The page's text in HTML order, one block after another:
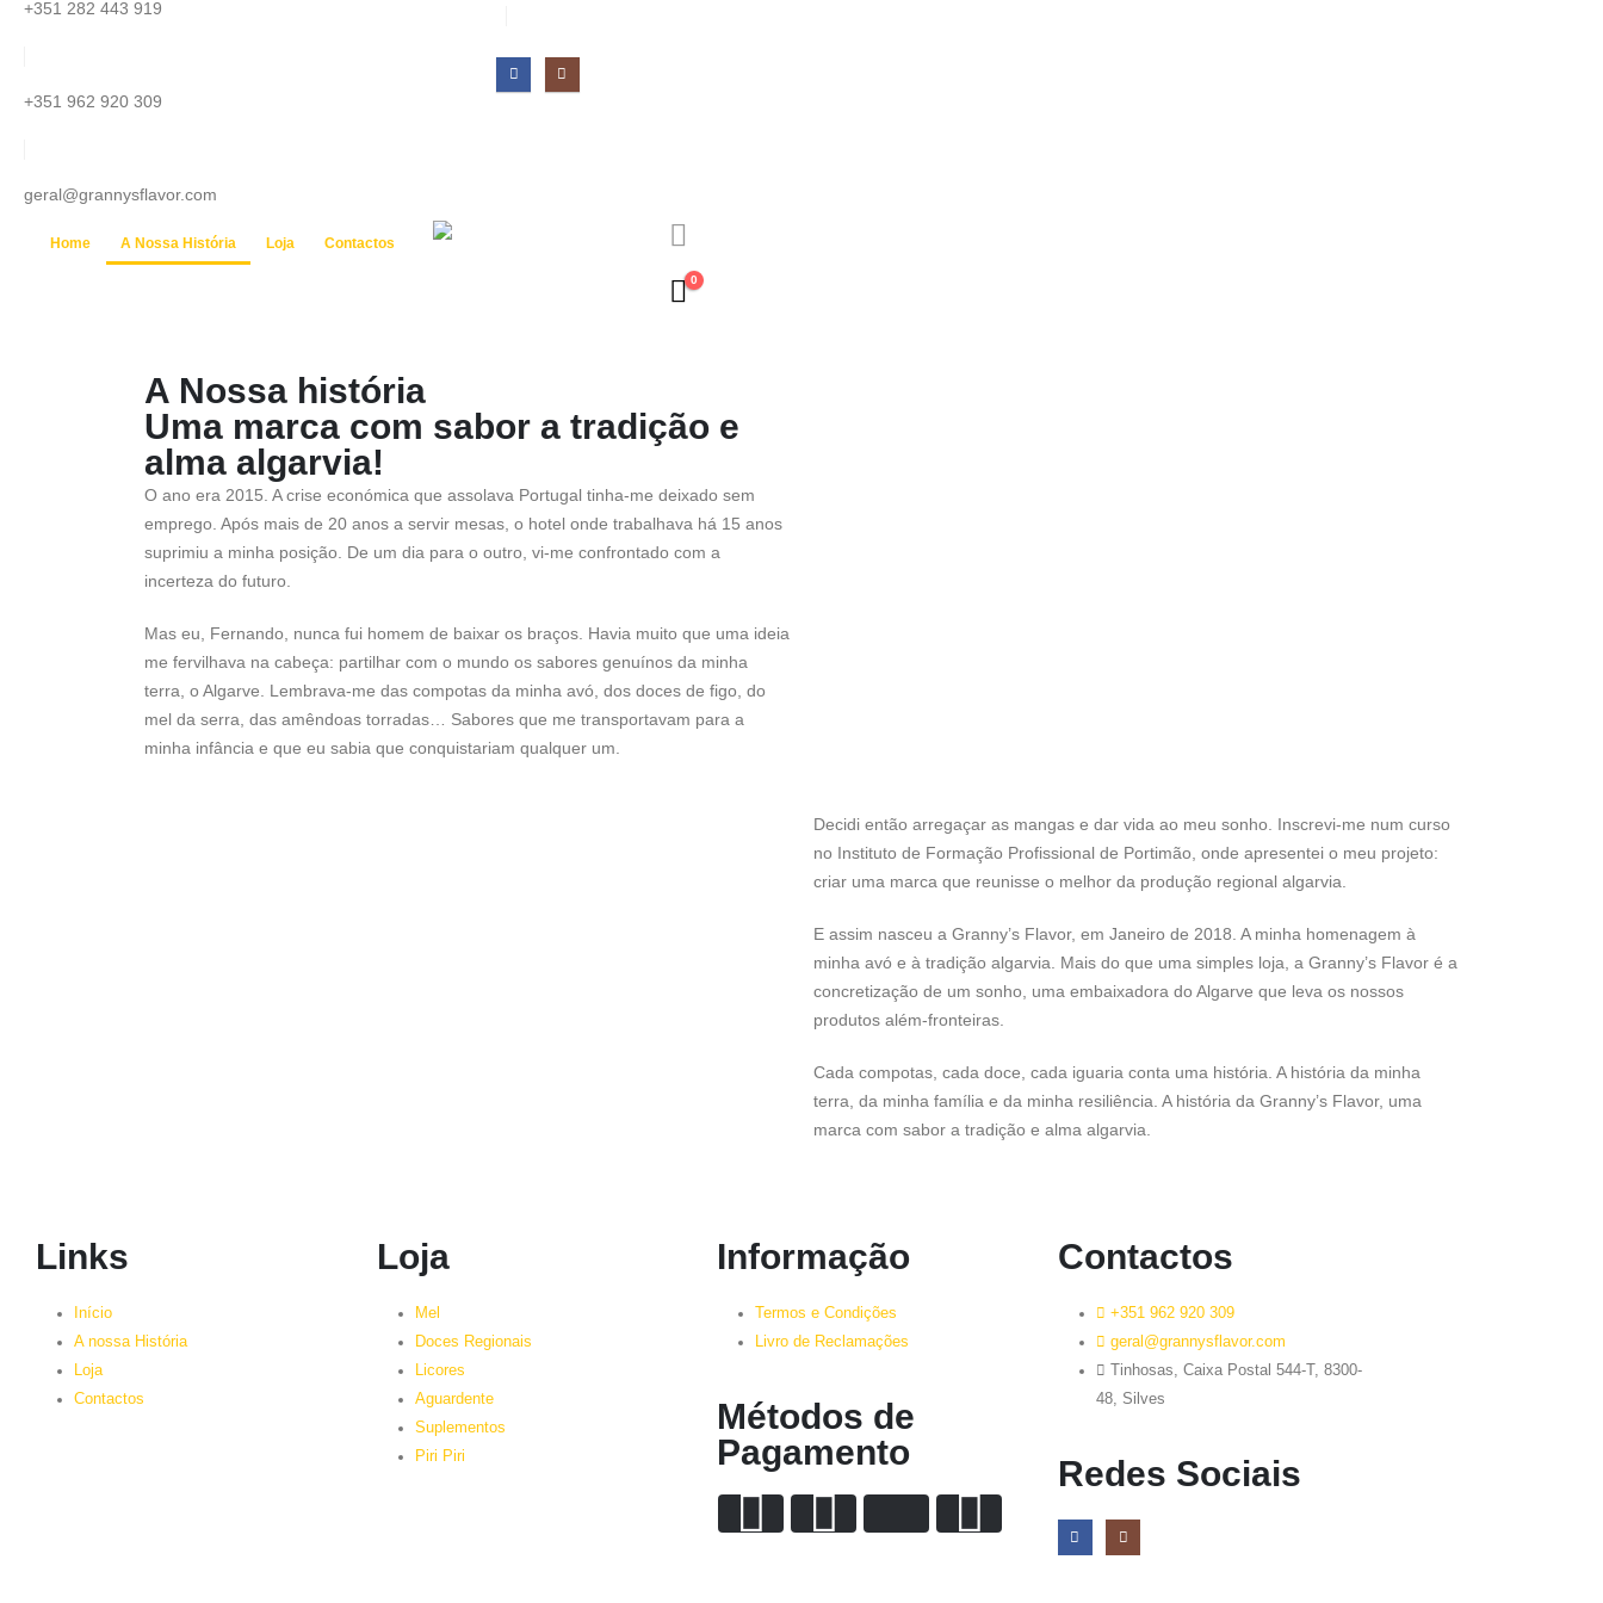
+351 282 443 919
+351 962 920 309
geral@grannysflavor.com
Home A Nossa História Loja Contactos
0
A Nossa história
Uma marca com sabor a tradição e
alma algarvia!
O ano era 2015. A crise económica que assolava Portugal tinha-me deixado sem
emprego. Após mais de 20 anos a servir mesas, o hotel onde trabalhava há 15 anos
suprimiu a minha posição. De um dia para o outro, vi-me confrontado com a
incerteza do futuro.
Mas eu, Fernando, nunca fui homem de baixar os braços. Havia muito que uma ideia
me fervilhava na cabeça: partilhar com o mundo os sabores genuínos da minha
terra, o Algarve. Lembrava-me das compotas da minha avó, dos doces de figo, do
mel da serra, das amêndoas torradas… Sabores que me transportavam para a
minha infância e que eu sabia que conquistariam qualquer um.
Decidi então arregaçar as mangas e dar vida ao meu sonho. Inscrevi-me num curso
no Instituto de Formação Profissional de Portimão, onde apresentei o meu projeto:
criar uma marca que reunisse o melhor da produção regional algarvia.
E assim nasceu a Granny’s Flavor, em Janeiro de 2018. A minha homenagem à
minha avó e à tradição algarvia. Mais do que uma simples loja, a Granny’s Flavor é a
concretização de um sonho, uma embaixadora do Algarve que leva os nossos
produtos além-fronteiras.
Cada compotas, cada doce, cada iguaria conta uma história. A história da minha
terra, da minha família e da minha resiliência. A história da Granny’s Flavor, uma
marca com sabor a tradição e alma algarvia.
Links
Início
A nossa História
Loja
Contactos
Loja
Mel
Doces Regionais
Licores
Aguardente
Suplementos
Piri Piri
Informação
Termos e Condições
Livro de Reclamações
Métodos de
Pagamento
Contactos
+351 962 920 309
geral@grannysflavor.com
Tinhosas, Caixa Postal 544-T, 8300-
48, Silves
Redes Sociais